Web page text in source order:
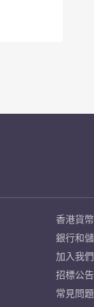
香港貨
銀行和
加入我們
招標公告
常見問題